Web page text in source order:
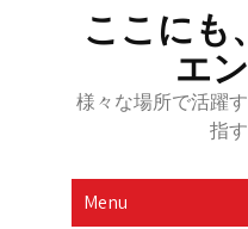
ここにも
エ
様々な場所で活躍
指
Menu